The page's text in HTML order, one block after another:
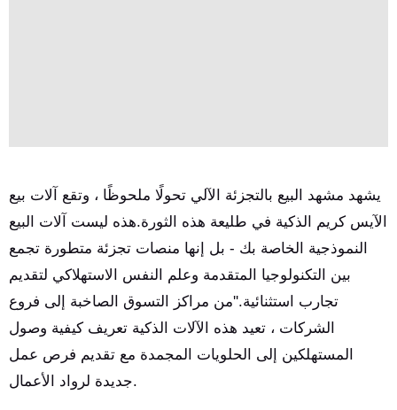
يشهد مشهد البيع بالتجزئة الآلي تحولًا ملحوظًا ، وتقع آلات بيع
الآيس كريم الذكية في طليعة هذه الثورة.هذه ليست آلات البيع
النموذجية الخاصة بك - بل إنها منصات تجزئة متطورة تجمع
بين التكنولوجيا المتقدمة وعلم النفس الاستهلاكي لتقديم
تجارب استثنائية.''من مراكز التسوق الصاخبة إلى فروع
الشركات ، تعيد هذه الآلات الذكية تعريف كيفية وصول
المستهلكين إلى الحلويات المجمدة مع تقديم فرص عمل
جديدة لرواد الأعمال.